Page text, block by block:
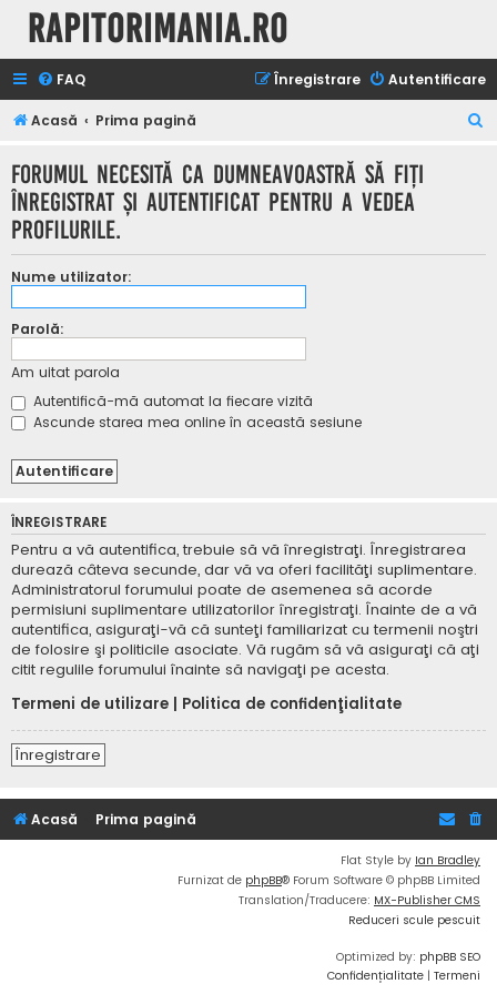
Rapitorimania.ro
FAQ Autentificare
Înregistrare
Acasă Prima pagină
Forumul necesită ca dumneavoastră să fiţi
înregistrat şi autentificat pentru a vedea
profilurile.
Nume utilizator:
Parolă:
Am uitat parola
Autentifică-mă automat la fiecare vizită
Ascunde starea mea online în această sesiune
ÎNREGISTRARE
Pentru a vă autentifica, trebuie să vă înregistraţi. Înregistrarea
durează câteva secunde, dar vă va oferi facilităţi suplimentare.
Administratorul forumului poate de asemenea să acorde
permisiuni suplimentare utilizatorilor înregistraţi. Înainte de a vă
autentifica, asiguraţi-vă că sunteţi familiarizat cu termenii noştri
de folosire şi politicile asociate. Vă rugăm să vă asiguraţi că aţi
citit regulile forumului înainte să navigaţi pe acesta.
Termeni de utilizare
Politica de confidenţialitate
Înregistrare
Acasă Prima pagină
Flat Style by Ian Bradley
Furnizat de phpBB® Forum Software © phpBB Limited
Translation/Traducere: MX-Publisher CMS
Reduceri scule pescuit
Optimized by: phpBB SEO
Confidențialitate | Termeni